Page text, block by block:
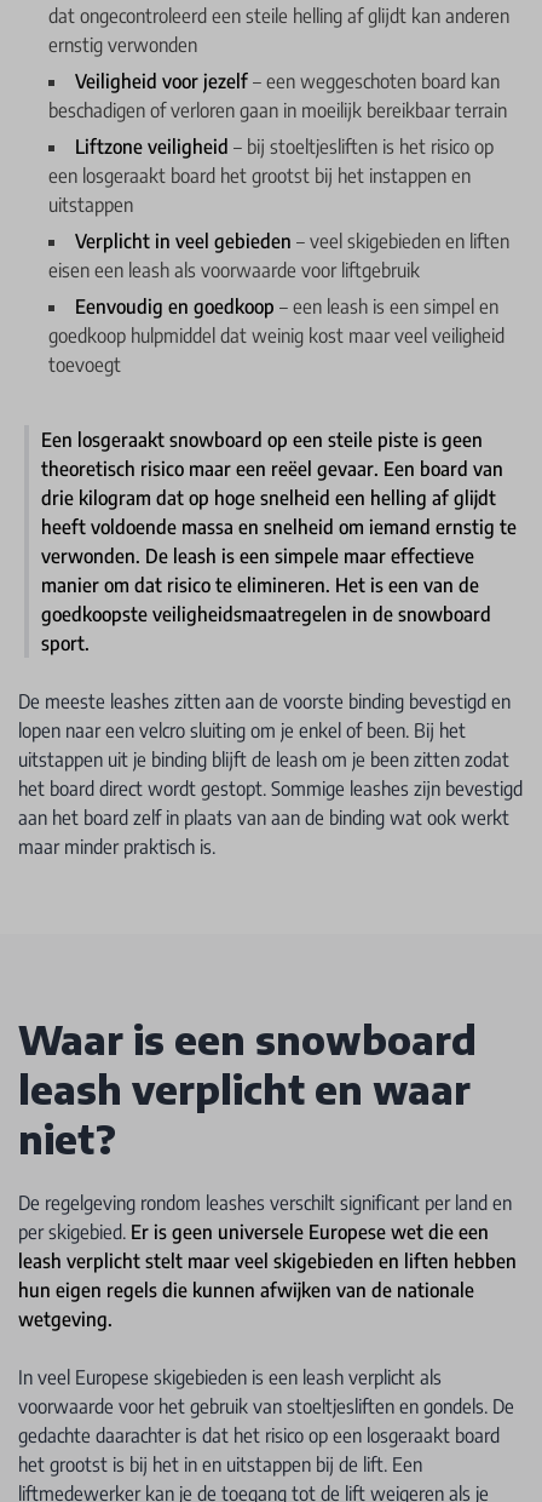
dat ongecontroleerd een steile helling af glijdt kan anderen
ernstig verwonden
Veiligheid voor jezelf – een weggeschoten board kan
beschadigen of verloren gaan in moeilijk bereikbaar terrain
Liftzone veiligheid – bij stoeltjesliften is het risico op
een losgeraakt board het grootst bij het instappen en
uitstappen
Verplicht in veel gebieden – veel skigebieden en liften
eisen een leash als voorwaarde voor liftgebruik
Eenvoudig en goedkoop – een leash is een simpel en
goedkoop hulpmiddel dat weinig kost maar veel veiligheid
toevoegt
Een losgeraakt snowboard op een steile piste is geen
theoretisch risico maar een reëel gevaar. Een board van
drie kilogram dat op hoge snelheid een helling af glijdt
heeft voldoende massa en snelheid om iemand ernstig te
verwonden. De leash is een simpele maar effectieve
manier om dat risico te elimineren. Het is een van de
goedkoopste veiligheidsmaatregelen in de snowboard
sport.
De meeste leashes zitten aan de voorste binding bevestigd en
lopen naar een velcro sluiting om je enkel of been. Bij het
uitstappen uit je binding blijft de leash om je been zitten zodat
het board direct wordt gestopt. Sommige leashes zijn bevestigd
aan het board zelf in plaats van aan de binding wat ook werkt
maar minder praktisch is.
Waar is een snowboard
leash verplicht en waar
niet?
De regelgeving rondom leashes verschilt significant per land en
per skigebied. Er is geen universele Europese wet die een
leash verplicht stelt maar veel skigebieden en liften hebben
hun eigen regels die kunnen afwijken van de nationale
wetgeving.
In veel Europese skigebieden is een leash verplicht als
voorwaarde voor het gebruik van stoeltjesliften en gondels. De
gedachte daarachter is dat het risico op een losgeraakt board
het grootst is bij het in en uitstappen bij de lift. Een
liftmedewerker kan je de toegang tot de lift weigeren als je